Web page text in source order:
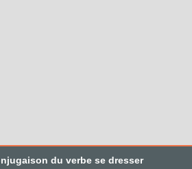
du verbe se dresser